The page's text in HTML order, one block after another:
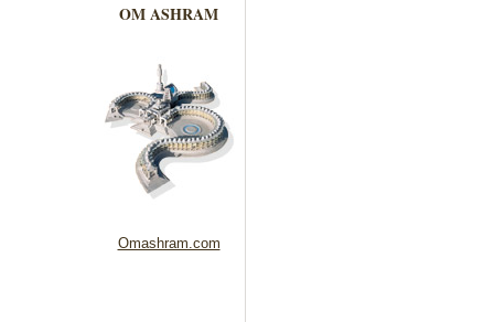
OM ASHRAM
Omashram.com